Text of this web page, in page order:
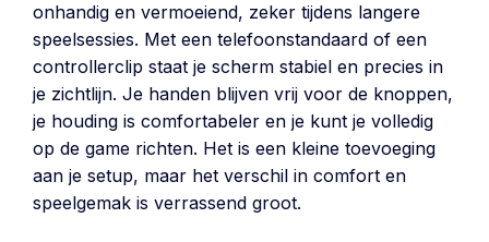
onhandig en vermoeiend, zeker tijdens langere
speelsessies. Met een telefoonstandaard of een
controllerclip staat je scherm stabiel en precies in
je zichtlijn. Je handen blijven vrij voor de knoppen,
je houding is comfortabeler en je kunt je volledig
op de game richten. Het is een kleine toevoeging
aan je setup, maar het verschil in comfort en
speelgemak is verrassend groot.